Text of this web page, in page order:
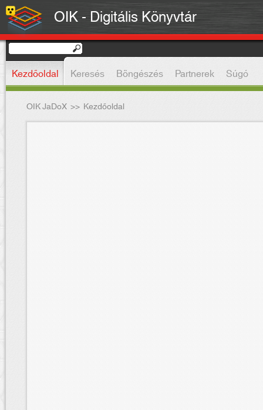
OIK - Digitális Könyvtár
Kezdőoldal Keresés Böngészés Partnerek Súgó
OIK JaDoX >> Kezdőoldal